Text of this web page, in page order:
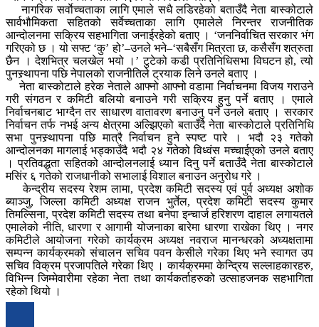
नागरिक सर्वाेच्चताका लागि एमाले सधै लडिरहेको बताउँदै नेता बास्कोटाले
सार्वभौमिकता सहितको सर्वेच्चताका लागि एमालेले निरन्तर राजनीतिक
आन्दोलनमा सक्रिय सहभागिता जनाईरहेको बताए । ‘जननिर्वाचित सरकार भंग
गरिएको छ । यो सफ्ट ‘कु’ हो’–उनले भने–‘सबैसँग मित्रता छ, कसैसँग शत्रुता
छैन । देशभित्र चलखेल भयो ।’ टुटेको कडी प्रतिनिधिसभा विघटन हो, त्यो
पुनस्र्थापना पछि नेपालको राजनीतिले ट्रयाक लिने उनले बताए ।
नेता बास्कोटाले हरेक नेताले आफ्नो आफ्नो वडामा निर्वाचनमा विजय गराउने
गरी संगठन र कमिटी बलियो बनाउने गरी सक्रिय हुनु पर्ने बताए । एमाले
निर्वाचनबाट भाग्दैन तर साधारण वातावरण बनाउनु पर्ने उनले बताए । सरकार
निर्वाचन तर्फ नभई अन्य क्षेत्रमा अल्झिएको बताउँदै नेता बास्कोटाले प्रतिनिधि
सभा पुनस्र्थापना पछि मात्रै निर्वाचन हुने स्पष्ट पारे । भदौ २३ गतेको
आन्दोलनका मागलाई भड्काउँदै भदौ २४ गतेको विध्वंस मच्चाईएको उनले बताए
। प्रतिवद्धता सहितको आन्दोलनलाई ध्यान दिनु पर्ने बताउँदै नेता बास्कोटाले
मसिंर ६ गतेको राजधानीको सभालाई विशाल बनाउन अनुरोध गरे ।
केन्द्रीय सदस्य रेशम लामा, प्रदेश कमिटी सदस्य एवं पुर्व अध्यक्ष अशोक
ब्याञ्जु, जिल्ला कमिटी अध्यक्ष राजन भुर्तेल, प्रदेश कमिटी सदस्य कुमार
तिमल्सिना, प्रदेश कमिटी सदस्य तथा बनेपा इन्चार्ज हरिशरण दाहाल लगायतले
एमालेको नीति, धारणा र आगामी योजनाका बारेमा धारणा राखेका थिए । नगर
कमिटीले आयोजना गरेको कार्यक्रम अध्यक्ष नवराज मानन्धरको अध्यक्षतामा
सम्पन्न कार्यक्रमको संचालन सचिव पवन केसीले गरेका थिए भने स्वागत उप
सचिव विक्रम प्रजापतिले गरेका थिए । कार्यक्रममा केन्द्रिय सल्लाहकारहरु,
विभिन्न जिम्मेवारीमा रहेका नेता तथा कार्यकर्ताहरुको उत्साहजनक सहभागिता
रहेको थियो ।